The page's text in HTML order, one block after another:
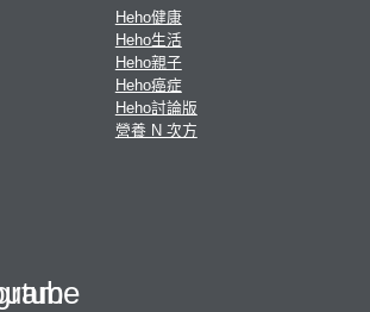
Heho健康
Heho生活
Heho親子
Heho癌症
Heho討論版
營養 N 次方